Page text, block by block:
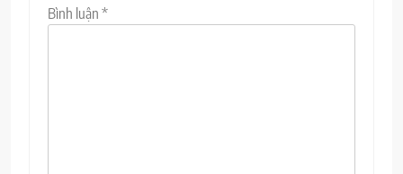
Bình luận *